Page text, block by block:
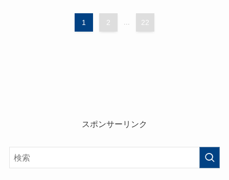
1 2 ... 22
スポンサーリンク